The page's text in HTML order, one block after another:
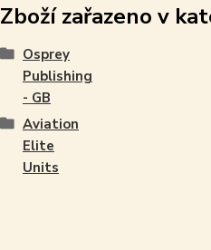
Zboží zařazeno v
Osprey
Publishing
- GB
Aviation
Elite
Units